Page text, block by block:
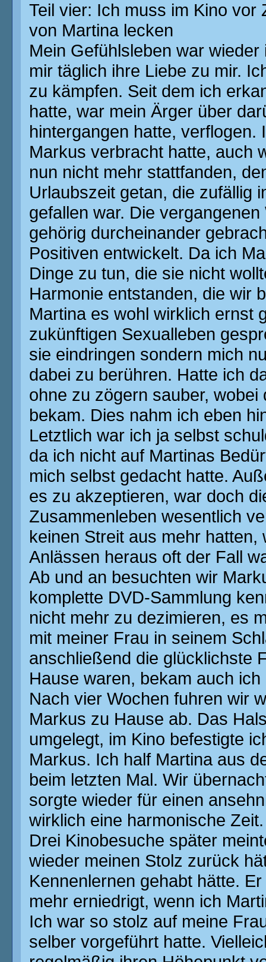
Teil vier: Ich muss im Kino
von Martina lecken
Mein Gefühlsleben war
mir täglich ihre Liebe zu mir.
zu kämpfen. Seit dem ich
hatte, war mein Ärger über
hintergangen hatte,
Markus verbracht hatte, auch
nun nicht mehr stattfanden,
Urlaubszeit getan, die zufällig
gefallen war. Die
gehörig durcheinander
Positiven entwickelt. Da ich
Dinge zu tun, die sie nicht
Harmonie entstanden, die wir
Martina es wohl wirklich ernst
zukünftigen Sexualleben
sie eindringen sondern mich
dabei zu berühren. Hatte ich
ohne zu zögern sauber,
bekam. Dies nahm ich eben
Letztlich war ich ja selbst
da ich nicht auf Martinas
mich selbst gedacht hatte.
es zu akzeptieren, war doch
Zusammenleben wesentlich
keinen Streit aus mehr
Anlässen heraus oft der Fall
Ab und an besuchten wir
komplette DVD-Sammlung
nicht mehr zu dezimieren, es
mit meiner Frau in seinem
anschließend die glücklichste
Hause waren, bekam auch
Nach vier Wochen fuhren wir
Markus zu Hause ab. Das
umgelegt, im Kino befestigte
Markus. Ich half Martina aus
beim letzten Mal. Wir
sorgte wieder für einen
wirklich eine harmonische Zeit.
Drei Kinobesuche später
wieder meinen Stolz zurück
Kennenlernen gehabt hätte.
mehr erniedrigt, wenn ich
Ich war so stolz auf meine
selber vorgeführt hatte.